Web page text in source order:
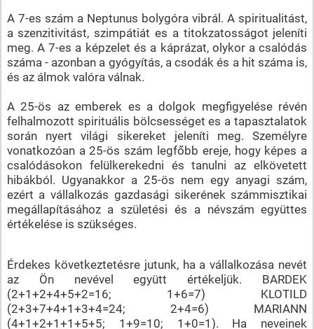
A 7-es szám a Neptunus bolygóra vibrál. A spiritualitást,
a szenzitivitást, szimpátiát es a titokzatosságot jeleníti
meg. A 7-es a képzelet és a káprázat, olykor a csalódás
száma - azonban a gyógyítás, a csodák és a hit száma is,
és az álmok valóra válnak.
A 25-ös az emberek es a dolgok megfigyelése révén
felhalmozott spirituális bölcsességet es a tapasztalatok
során nyert világi sikereket jeleníti meg. Személyre
vonatkozóan a 25-ös szám legfőbb ereje, hogy képes a
csalódásokon felülkerekedni és tanulni az elkövetett
hibákból. Ugyanakkor a 25-ös nem egy anyagi szám,
ezért a vállalkozás gazdasági sikerének számmisztikai
megállapításához a születési és a névszám együttes
értékelése is szükséges.
Érdekes következtetésre jutunk, ha a vállalkozása nevét
az Ön nevével együtt értékeljük. BARDEK
(2+1+2+4+5+2=16; 1+6=7) KLOTILD
(2+3+7+4+1+3+4=24; 2+4=6) MARIANN
(4+1+2+1+1+5+5; 1+9=10; 1+0=1). Ha neveinek